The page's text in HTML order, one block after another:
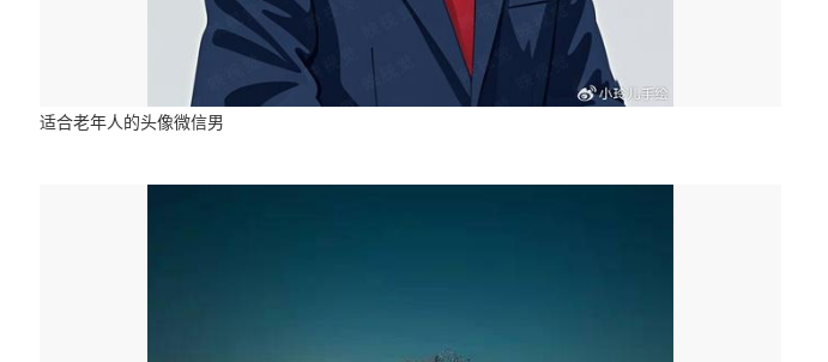
适合老年人的头像微信男